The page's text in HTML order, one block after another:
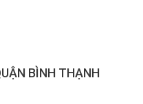
BÌNH THẠNH